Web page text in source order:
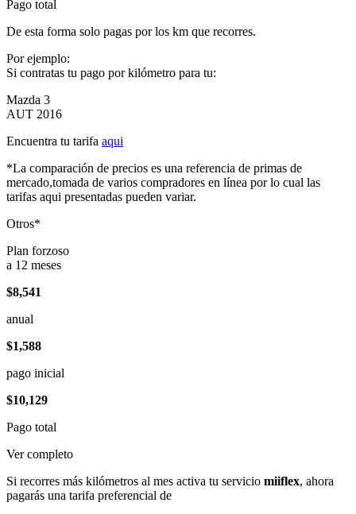
Pago total
De esta forma solo pagas por los km que recorres.
Por ejemplo:
Si contratas tu pago por kilómetro para tu:
Mazda 3
AUT 2016
Encuentra tu tarifa aqui
*La comparación de precios es una referencia de primas de
mercado,tomada de varios compradores en línea por lo cual las
tarifas aqui presentadas pueden variar.
Otros*
Plan forzoso
a 12 meses
$8,541
anual
$1,588
pago inicial
$10,129
Pago total
Ver completo
Si recorres más kilómetros al mes activa tu servicio miiflex, ahora
pagarás una tarifa preferencial de